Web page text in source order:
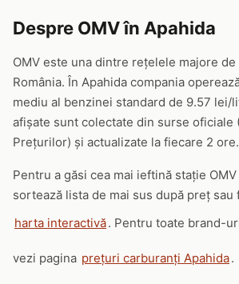
Despre OMV în Apahida
OMV este una dintre rețelele majore
România. În Apahida compania
mediu al benzinei standard de 9.57 lei/
afișate sunt colectate din surse oficiale
Prețurilor) și actualizate la fiecare 2 ore.
Pentru a găsi cea mai ieftină stație
sortează lista de mai sus după preț sau
harta interactivă. Pentru toate brand-
vezi pagina prețuri carburanți Apahida.